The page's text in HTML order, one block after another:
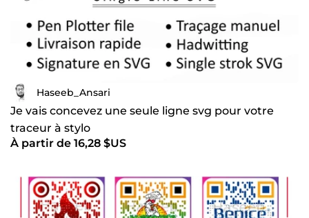
Haseeb_Ansari
Je vais concevez une seule ligne svg pour votre
traceur à stylo
À partir de 16,28 $US